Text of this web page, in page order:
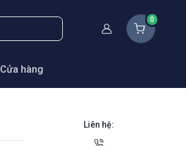
Thành viên
0
Cửa hàng
Liên hệ: